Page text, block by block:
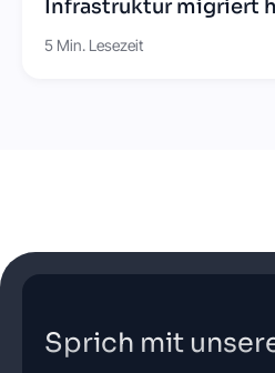
Infrastruktur migriert
5 Min. Lesezeit
Sprich mit